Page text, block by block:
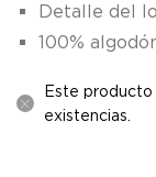
Detalle del
100%
Este
existencias.